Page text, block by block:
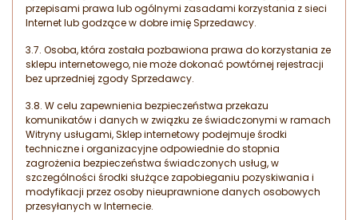
przepisami prawa lub ogólnymi zasadami korzystania z sieci
Internet lub godzące w dobre imię Sprzedawcy.
3.7. Osoba, która została pozbawiona prawa do korzystania ze
sklepu internetowego, nie może dokonać powtórnej rejestracji
bez uprzedniej zgody Sprzedawcy.
3.8. W celu zapewnienia bezpieczeństwa przekazu
komunikatów i danych w związku ze świadczonymi w ramach
Witryny usługami, Sklep internetowy podejmuje środki
techniczne i organizacyjne odpowiednie do stopnia
zagrożenia bezpieczeństwa świadczonych usług, w
szczególności środki służące zapobieganiu pozyskiwania i
modyfikacji przez osoby nieuprawnione danych osobowych
przesyłanych w Internecie.